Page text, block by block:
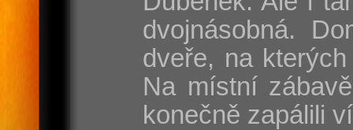
dvojnásobná.
dveře, na
Na místní
konečně zapálili